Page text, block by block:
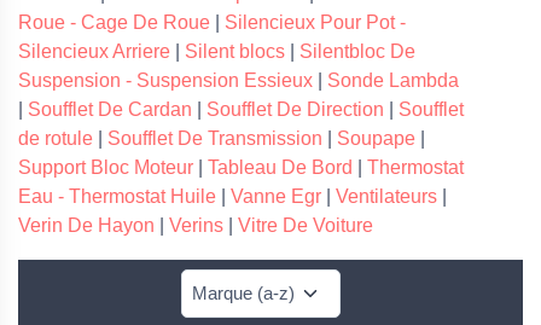
Roue - Cage De Roue
Silencieux Pour Pot -
Silencieux Arriere
Silent blocs
Silentbloc De
Suspension - Suspension Essieux
Sonde Lambda
Soufflet De Cardan Soufflet De Direction
Soufflet
de rotule
Soufflet De Transmission Soupape
Support Bloc Moteur
Tableau De Bord
Thermostat
Eau - Thermostat Huile
Vanne Egr Ventilateurs
Verin De Hayon
Verins Vitre De Voiture